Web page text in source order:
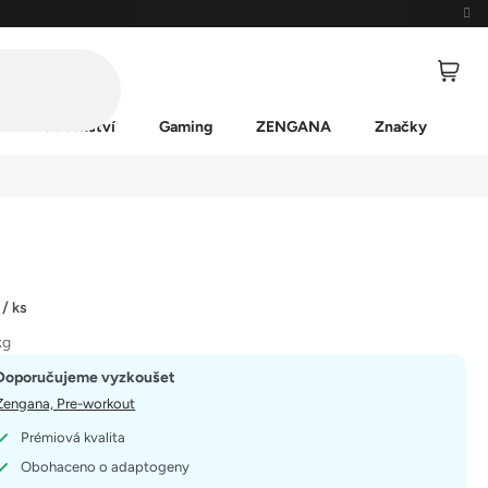
Příslušenství Gaming ZENGANA Značky
/ ks
vyzkoušet
Pre-workout
Prémiová kvalita
Obohaceno o adaptogeny